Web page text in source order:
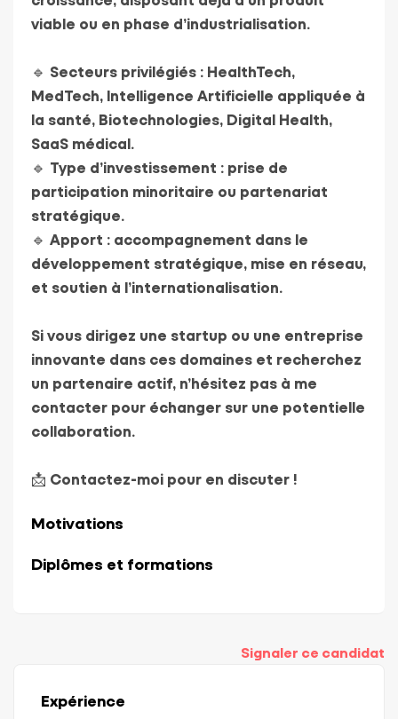
viable ou en phase d’industrialisation.
🔹 Secteurs privilégiés : HealthTech,
MedTech, Intelligence Artificielle appliquée à
la santé, Biotechnologies, Digital Health,
SaaS médical.
🔹 Type d’investissement : prise de
participation minoritaire ou partenariat
stratégique.
🔹 Apport : accompagnement dans le
développement stratégique, mise en réseau,
et soutien à l’internationalisation.
Si vous dirigez une startup ou une entreprise
innovante dans ces domaines et recherchez
un partenaire actif, n’hésitez pas à me
contacter pour échanger sur une potentielle
collaboration.
📩 Contactez-moi pour en discuter !
Motivations
Diplômes et formations
Signaler ce candidat
Expérience